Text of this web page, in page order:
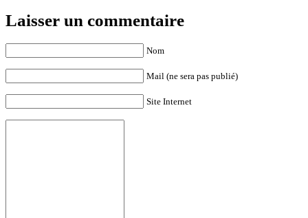
Laisser un commentaire
Nom
Mail (ne sera pas publié)
Site Internet